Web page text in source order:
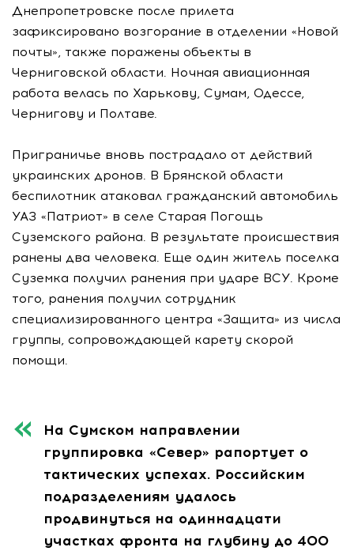
Днепропетровске после прилета
зафиксировано возгорание в отделении «Новой
почты», также поражены объекты в
Черниговской области. Ночная авиационная
работа велась по Харькову, Сумам, Одессе,
Чернигову и Полтаве.
Приграничье вновь пострадало от действий
украинских дронов. В Брянской области
беспилотник атаковал гражданский автомобиль
УАЗ «Патриот» в селе Старая Погощь
Суземского района. В результате происшествия
ранены два человека. Еще один житель поселка
Суземка получил ранения при ударе ВСУ. Кроме
того, ранения получил сотрудник
специализированного центра «Защита» из числа
группы, сопровождающей карету скорой
помощи.
На Сумском направлении
группировка «Север» рапортует о
тактических успехах. Российским
подразделениям удалось
продвинуться на одиннадцати
участках фронта на глубину до 400